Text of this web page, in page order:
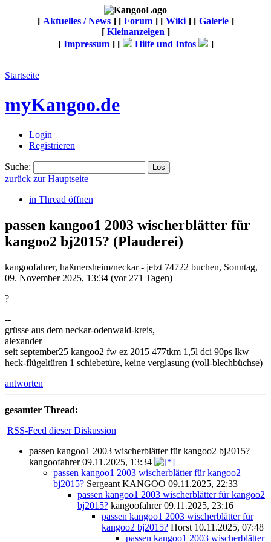
[ Aktuelles / News] [ Forum] [ Wiki] [ Galerie]
[ Kleinanzeigen ]
[ Impressum] [ Hilfe und Infos ]
Startseite
myKangoo.de
Login
Registrieren
Suche:
zurück zur Hauptseite
in Thread öffnen
passen kangoo1 2003 wischerblätter für
kangoo2 bj2015? (Plauderei)
kangoofahrer, haßmersheim/neckar - jetzt 74722 buchen, Sonntag,
09. November 2025, 13:34 (vor 271 Tagen)
?
--
grüsse aus dem neckar-odenwald-kreis,
alexander
seit september25 kangoo2 fw ez 2015 477tkm 1,5l dci 90ps lkw
heck-flügeltüren 1 schiebetüre, keine verglasung (voll-blechbüchse)
antworten
gesamter Thread:
RSS-Feed dieser Diskussion
passen kangoo1 2003 wischerblätter für kangoo2 bj2015?
kangoofahrer 09.11.2025, 13:34
passen kangoo1 2003 wischerblätter für kangoo2
bj2015? Sergeant KANGOO 09.11.2025, 22:33
passen kangoo1 2003 wischerblätter für kangoo2
bj2015? kangoofahrer 09.11.2025, 23:16
passen kangoo1 2003 wischerblätter für
kangoo2 bj2015? Horst 10.11.2025, 07:48
passen kangoo1 2003 wischerblätter